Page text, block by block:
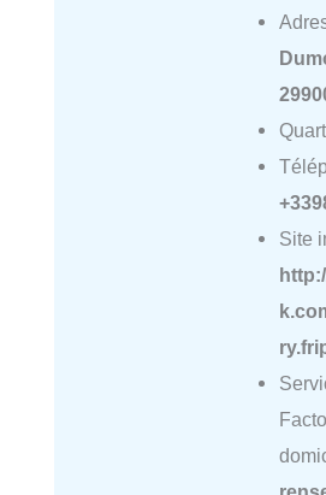
Site